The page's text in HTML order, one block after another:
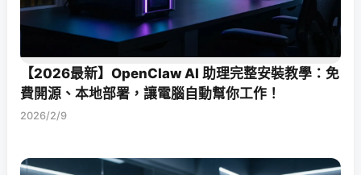
【2026最新】OpenClaw AI 助理完整安裝教學：免
費開源、本地部署，讓電腦自動幫你工作！
2026/2/9